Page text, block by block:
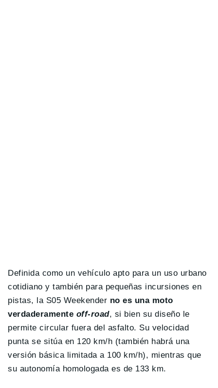
Definida como un vehículo apto para un uso urbano
cotidiano y también para pequeñas incursiones en
pistas, la S05 Weekender no es una moto
verdaderamente off-road, si bien su diseño le
permite circular fuera del asfalto. Su velocidad
punta se sitúa en 120 km/h (también habrá una
versión básica limitada a 100 km/h), mientras que
su autonomía homologada es de 133 km.